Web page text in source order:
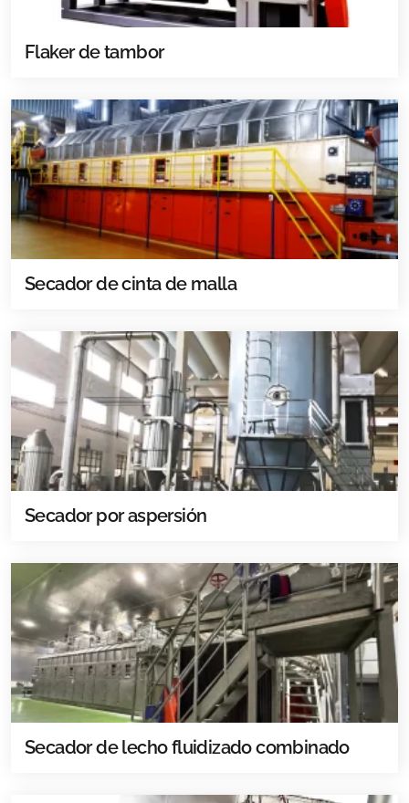
Flaker de tambor
Secador de cinta de malla
Secador por aspersión
Secador de lecho fluidizado combinado